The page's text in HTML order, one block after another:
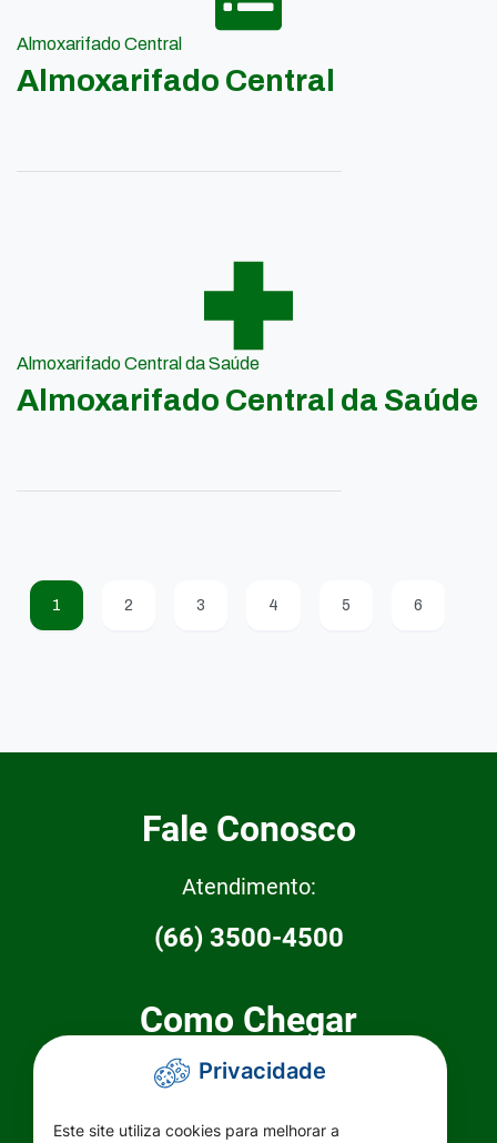
Almoxarifado Central
Almoxarifado Central
Almoxarifado Central da Saúde
Almoxarifado Central da Saúde
1 2 3 4 5 6
Fale Conosco
Atendimento:
(66) 3500-4500
Como Chegar
Prefeitura Municipal de Primavera do
Privacidade
Este site utiliza cookies para melhorar a